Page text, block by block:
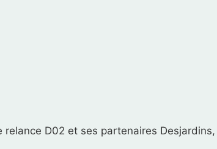
relance D02 et ses partenaires